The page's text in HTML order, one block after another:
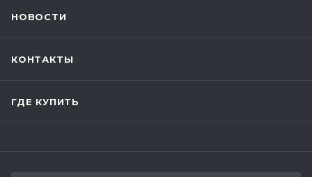
НОВОСТИ
КОНТАКТЫ
ГДЕ КУПИТЬ